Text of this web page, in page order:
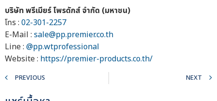
บริษัท พรีเมียร์ โพรดักส์ จำกัด (มหาชน)
โทร : 02-301-2257
E-Mail : sale@pp.premier.co.th
Line : @pp.wtprofessional
Website : https://premier-products.co.th/
PREVIOUS NEXT